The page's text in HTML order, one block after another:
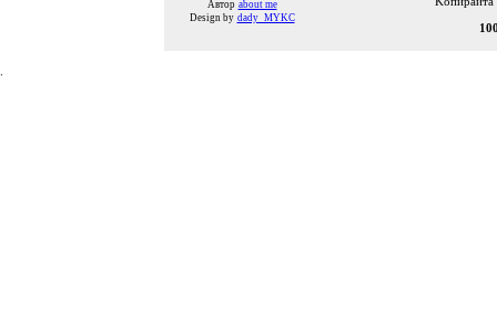
Автор about me
Design by dady_MYKC